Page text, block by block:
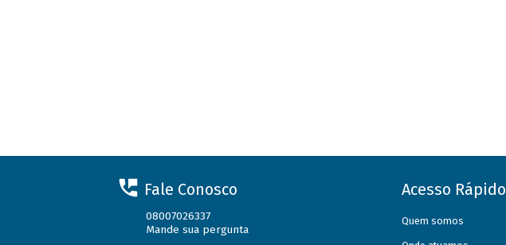
Fale Conosco
08007026337
Mande sua pergunta
Acesso Rápido
Quem somos